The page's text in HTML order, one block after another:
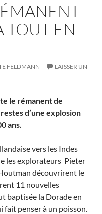
TOUT EN
FELDMANN
LAISSER UN
le rémanent de
d’une explosion
ans.
vers les Indes
les explorateurs Pieter
découvrirent le
11 nouvelles
baptisée la Dorade en
fait penser à un poisson.